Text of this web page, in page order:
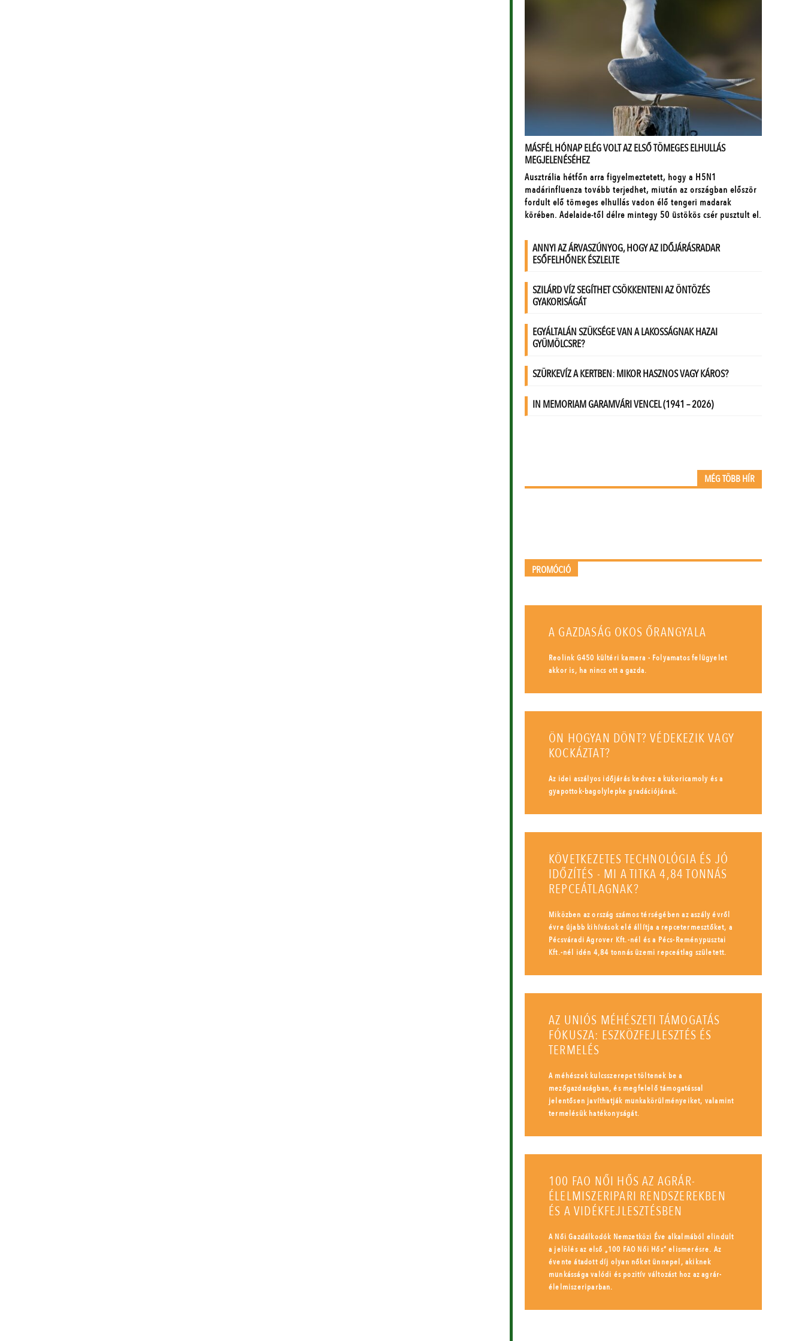
MÉG TÖBB HÍR
PROMÓCIÓ
A GAZDASÁG OKOS ŐRANGYALA
Reolink G450 kültéri kamera - Folyamatos felügyelet
akkor is, ha nincs ott a gazda.
ÖN HOGYAN DÖNT? VÉDEKEZIK VAGY
KOCKÁZTAT?
Az idei aszályos időjárás kedvez a kukoricamoly és a
gyapottok-bagolylepke gradációjának.
KÖVETKEZETES TECHNOLÓGIA ÉS JÓ
IDŐZÍTÉS - MI A TITKA 4,84 TONNÁS
REPCEÁTLAGNAK?
Miközben az ország számos térségében az aszály évről
évre újabb kihívások elé állítja a repcetermesztőket, a
Pécsváradi Agrover Kft.-nél és a Pécs-Reménypusztai
Kft.-nél idén 4,84 tonnás üzemi repceátlag született.
AZ UNIÓS MÉHÉSZETI TÁMOGATÁS
FÓKUSZA: ESZKÖZFEJLESZTÉS ÉS
TERMELÉS
A méhészek kulcsszerepet töltenek be a
mezőgazdaságban, és megfelelő támogatással
jelentősen javíthatják munkakörülményeiket, valamint
termelésük hatékonyságát.
100 FAO NŐI HŐS AZ AGRÁR-
ÉLELMISZERIPARI RENDSZEREKBEN
ÉS A VIDÉKFEJLESZTÉSBEN
A Női Gazdálkodók Nemzetközi Éve alkalmából elindult
a jelölés az első „100 FAO Női Hős” elismerésre. Az
évente átadott díj olyan nőket ünnepel, akiknek
munkássága valódi és pozitív változást hoz az agrár-
élelmiszeriparban.